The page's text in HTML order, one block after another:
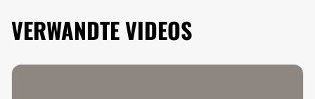
VERWANDTE VIDEOS